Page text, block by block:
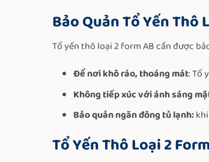
Bảo Quản Tổ Yến Thô
Tổ yến thô loại 2 form AB cần được
Để nơi khô ráo, thoáng mát: Tổ
Không tiếp xúc với ánh sáng
Bảo quản ngăn đông tủ lạnh:
Tổ Yến Thô Loại 2